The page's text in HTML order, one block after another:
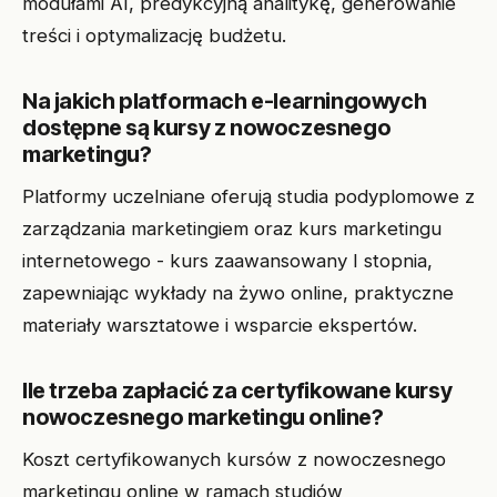
treści i optymalizację budżetu.
Na jakich platformach e-learningowych
dostępne są kursy z nowoczesnego
marketingu?
Platformy uczelniane oferują studia podyplomowe z
zarządzania marketingiem oraz kurs marketingu
internetowego - kurs zaawansowany I stopnia,
zapewniając wykłady na żywo online, praktyczne
materiały warsztatowe i wsparcie ekspertów.
Ile trzeba zapłacić za certyfikowane kursy
nowoczesnego marketingu online?
Koszt certyfikowanych kursów z nowoczesnego
marketingu online w ramach studiów